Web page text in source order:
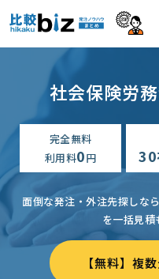
社会保険労
完全無料
利用料0円
面倒な発注・外注先探しなら
を一括見積
【無料】複